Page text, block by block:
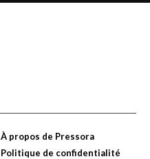
À propos de Pressora
Politique de confidentialité